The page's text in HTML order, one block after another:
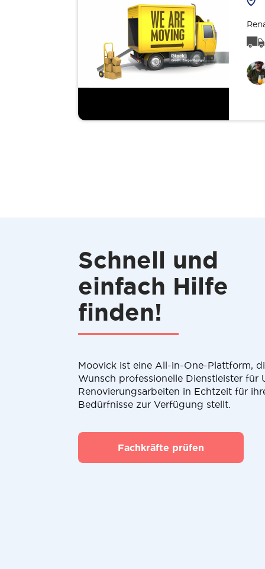
Schnell und
einfach Hilfe
finden!
Moovick ist eine All-in-One-Plattform,
Wunsch professionelle Dienstleister für
Renovierungsarbeiten in Echtzeit für
Bedürfnisse zur Verfügung stellt.
Fachkräfte prüfen